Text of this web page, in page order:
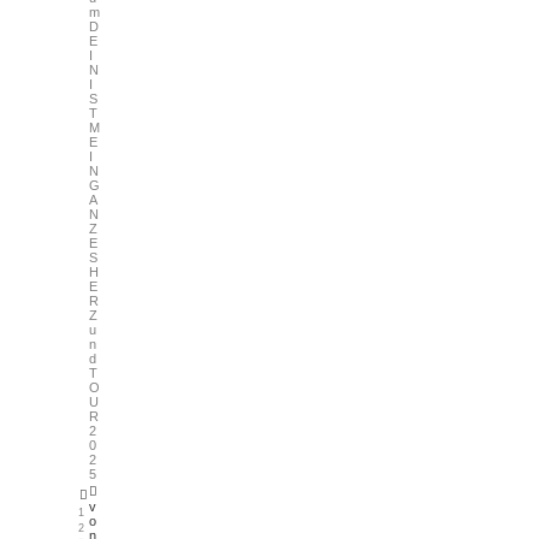
m
D
E
I
N
I
S
T
M
E
I
N
G
A
N
Z
E
S
H
E
R
Z
u
n
d
T
O
U
R
2
0
2
5
v
o
n
1
2